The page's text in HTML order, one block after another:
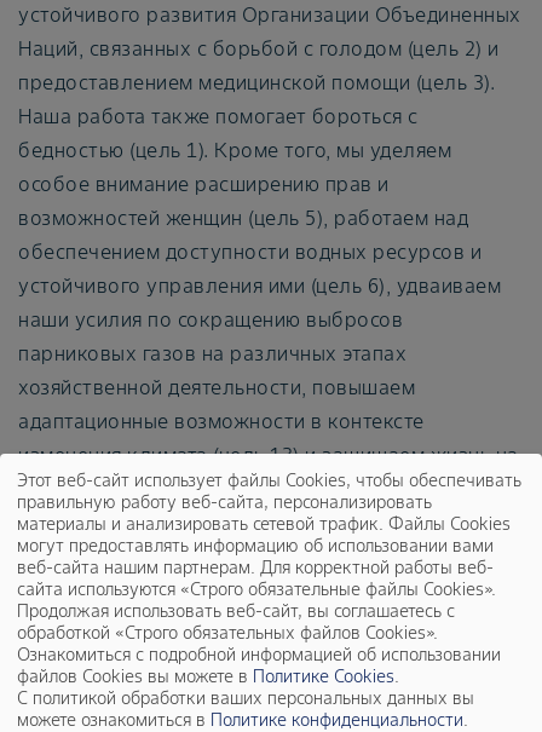
устойчивого развития Организации Объединенных
Наций, связанных с борьбой с голодом (цель 2) и
предоставлением медицинской помощи (цель 3).
Наша работа также помогает бороться с
бедностью (цель 1). Кроме того, мы уделяем
особое внимание расширению прав и
возможностей женщин (цель 5), работаем над
обеспечением доступности водных ресурсов и
устойчивого управления ими (цель 6), удваиваем
наши усилия по сокращению выбросов
парниковых газов на различных этапах
хозяйственной деятельности, повышаем
адаптационные возможности в контексте
изменения климата (цель 13) и защищаем жизнь на
суше (цель 15).
Этот веб-сайт использует файлы Cookies, чтобы обеспечивать
правильную работу веб-сайта, персонализировать
материалы и анализировать сетевой трафик. Файлы Cookies
могут предоставлять информацию об использовании вами
веб-сайта нашим партнерам. Для корректной работы веб-
сайта используются «Строго обязательные файлы Cookies».
Продолжая использовать веб-сайт, вы соглашаетесь с
обработкой «Строго обязательных файлов Cookies».
Ознакомиться с подробной информацией об использовании
файлов Cookies вы можете в Политике Cookies.
С политикой обработки ваших персональных данных вы
можете ознакомиться в Политике конфиденциальности.